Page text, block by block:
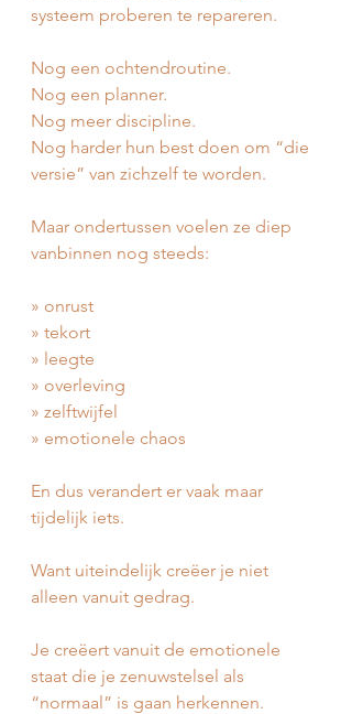
systeem proberen te repareren.
Nog een ochtendroutine.
Nog een planner.
Nog meer discipline.
Nog harder hun best doen om “die
versie” van zichzelf te worden.
Maar ondertussen voelen ze diep
vanbinnen nog steeds:
» onrust
» tekort
» leegte
» overleving
» zelftwijfel
» emotionele chaos
En dus verandert er vaak maar
tijdelijk iets.
Want uiteindelijk creëer je niet
alleen vanuit gedrag.
Je creëert vanuit de emotionele
staat die je zenuwstelsel als
“normaal” is gaan herkennen.